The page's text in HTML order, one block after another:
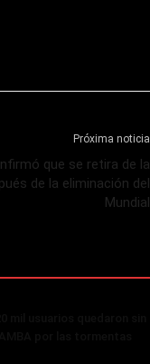
Próxima noticia
que se retira de la
de la eliminación del
Mundial